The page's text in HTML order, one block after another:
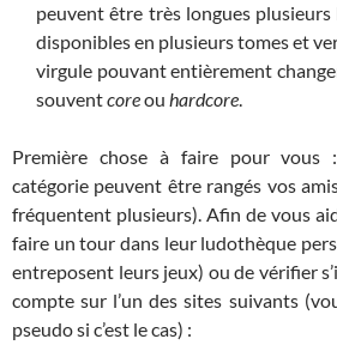
peuvent être très longues plusieurs
disponibles en plusieurs tomes et
virgule pouvant entièrement
souventcoreou hardcore.
Première chose à faire pour vous
catégorie peuvent être rangés vos
fréquentent plusieurs). Afin de vous
faire un tour dans leur ludothèque
entreposent leurs jeux) ou de vérifier
compte sur l’un des sites suivants
pseudo si c’est le cas) :